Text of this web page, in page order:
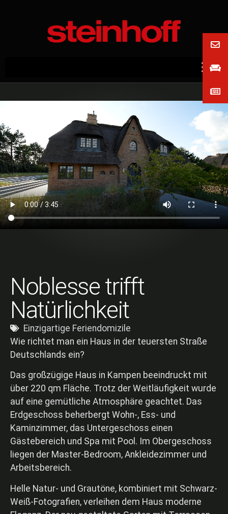
Noblesse trifft
Natürlichkeit
Einzigartige Feriendomizile
Wie richtet man ein Haus in der teuersten Straße
Deutschlands ein?
Das großzügige Haus in Kampen beeindruckt mit
über 220 qm Fläche. Trotz der Weitläufigkeit wurde
auf eine gemütliche Atmosphäre geachtet. Das
Erdgeschoss beherbergt Wohn-, Ess- und
Kaminzimmer, das Untergeschoss einen
Gästebereich und Spa mit Pool. Im Obergeschoss
liegen der Master-Bedroom, Ankleidezimmer und
Arbeitsbereich.
Helle Natur- und Grautöne, kombiniert mit Schwarz-
Weiß-Fotografien, verleihen dem Haus moderne